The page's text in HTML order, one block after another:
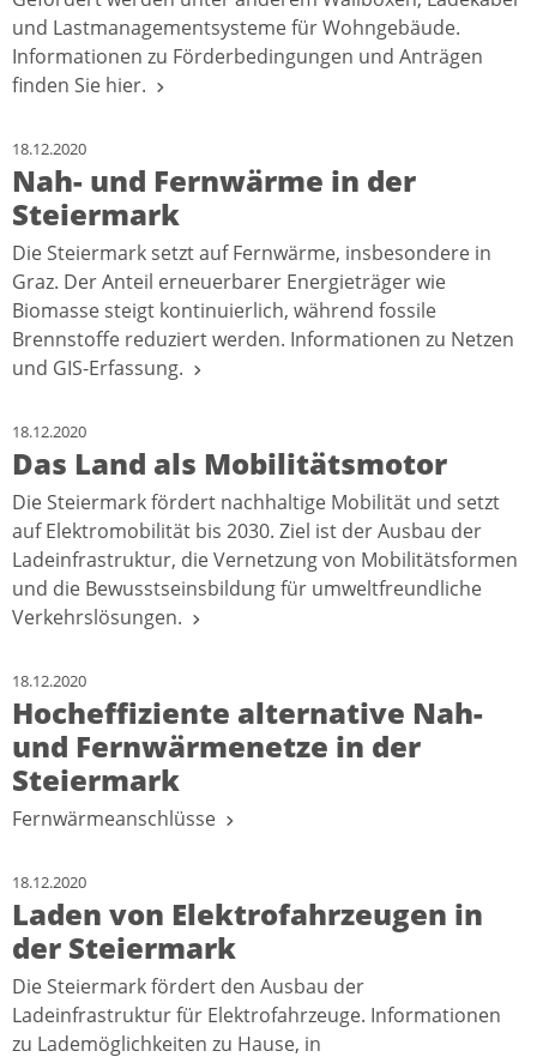
und Lastmanagementsysteme für Wohngebäude.
Informationen zu Förderbedingungen und Anträgen
finden Sie hier.
18.12.2020
Nah- und Fernwärme in der
Steiermark
Die Steiermark setzt auf Fernwärme, insbesondere in
Graz. Der Anteil erneuerbarer Energieträger wie
Biomasse steigt kontinuierlich, während fossile
Brennstoffe reduziert werden. Informationen zu Netzen
und GIS-Erfassung.
18.12.2020
Das Land als Mobilitätsmotor
Die Steiermark fördert nachhaltige Mobilität und setzt
auf Elektromobilität bis 2030. Ziel ist der Ausbau der
Ladeinfrastruktur, die Vernetzung von Mobilitätsformen
und die Bewusstseinsbildung für umweltfreundliche
Verkehrslösungen.
18.12.2020
Hocheffiziente alternative Nah-
und Fernwärmenetze in der
Steiermark
Fernwärmeanschlüsse
18.12.2020
Laden von Elektrofahrzeugen in
der Steiermark
Die Steiermark fördert den Ausbau der
Ladeinfrastruktur für Elektrofahrzeuge. Informationen
zu Lademöglichkeiten zu Hause, in